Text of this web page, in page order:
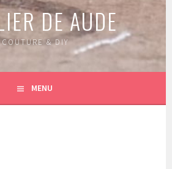
DE AUDE
COUTURE & DIY
MENU